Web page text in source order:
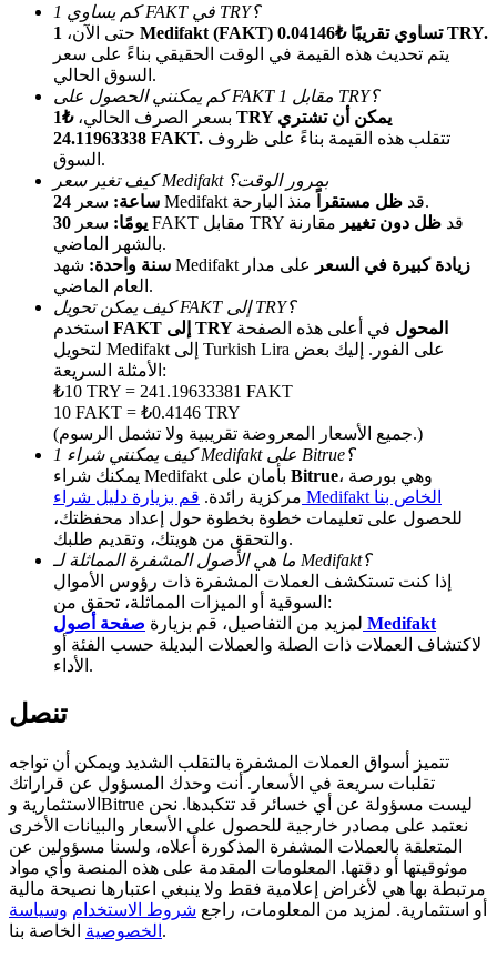
تصل العمولات إلى 65٪!
الإحالة
قم بدعوة صديق لتحصل على مكافآت نقدية
BTC Welcome Rewards
BTC Welcome Rewards
Deposit & Trade BTC to Share 25000 USDT prize pool!
Deposit CASHCAT & Win
Share 500000 CASHCAT prize pool
Exclusive for BitMart Users
Register & Trade to Win 500,000 USDT
كم يساوي 1 FAKT في TRY؟
حتى الآن،
1 Medifakt (FAKT) تساوي تقريبًا ₺0.04146 TRY.
يتم تحديث هذه القيمة في الوقت الحقيقي بناءً على سعر
السوق الحالي.
كم يمكنني الحصول على FAKT مقابل 1 TRY؟
بسعر الصرف الحالي،
₺1 TRY يمكن أن تشتري
24.11963338 FAKT.
السوق.
كيف تغير سعر Medifakt بمرور الوقت؟
24 ساعة:
سعر Medifakt قد ظل مستقراً
منذ البارحة.
30 يومًا:
سعر FAKT مقابل TRY قد ظل دون تغيير مقارنة
بالشهر الماضي.
سنة واحدة: شهد Medifakt زيادة كبيرة في السعر
على مدار
العام الماضي.
كيف يمكن تحويل FAKT إلى TRY؟
FAKT إلى TRY المحول في أعلى هذه الصفحة
لتحويل Medifakt إلى Turkish Lira على الفور. إليك بعض
الأمثلة السريعة:
₺10 TRY = 241.19633381 FAKT
10 FAKT = ₺0.4146 TRY
(جميع الأسعار المعروضة تقريبية ولا تشمل الرسوم.)
كيف يمكنني شراء 1 Medifakt على Bitrue؟
Bitrue، وهي بورصة
مركزية رائدة.
قم بزيارة دليل شراء Medifakt الخاص بنا
للحصول على تعليمات خطوة بخطوة حول إعداد محفظتك،
والتحقق من هويتك، وتقديم طلبك.
ما هي الأصول المشفرة المماثلة لـ Medifakt؟
إذا كنت تستكشف العملات المشفرة ذات رؤوس الأموال
السوقية أو الميزات المماثلة، تحقق من:
لمزيد من التفاصيل، قم بزيارة صفحة أصول Medifakt
لاكتشاف العملات ذات الصلة والعملات البديلة حسب الفئة أو
الأداء.
تنصل
تتميز أسواق العملات المشفرة بالتقلب الشديد ويمكن أن تواجه
تقلبات سريعة في الأسعار. أنت وحدك المسؤول عن قراراتك
الاستثمارية وBitrue ليست مسؤولة عن أي خسائر قد تتكبدها. نحن
نعتمد على مصادر خارجية للحصول على الأسعار والبيانات الأخرى
المتعلقة بالعملات المشفرة المذكورة أعلاه، ولسنا مسؤولين عن
موثوقيتها أو دقتها. المعلومات المقدمة على هذه المنصة وأي مواد
مرتبطة بها هي لأغراض إعلامية فقط ولا ينبغي اعتبارها نصيحة مالية
أو استثمارية. لمزيد من المعلومات، راجع شروط الاستخدام وسياسة
الخصوصية الخاصة بنا.